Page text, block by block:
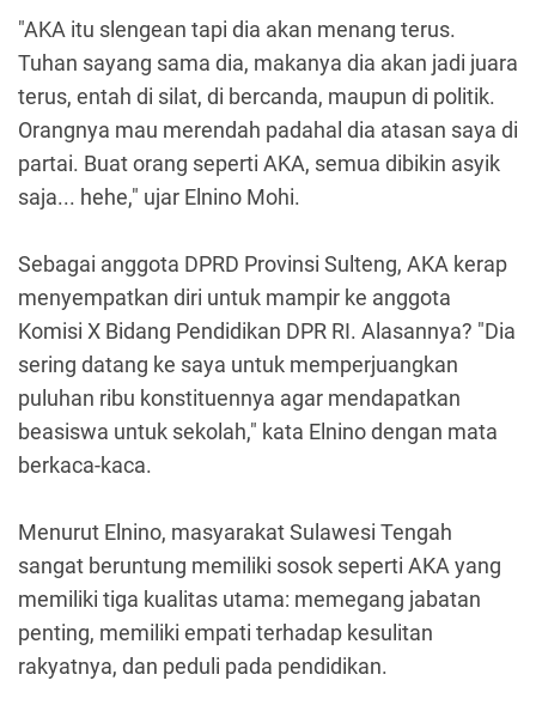
"AKA itu slengean tapi dia akan menang terus.
Tuhan sayang sama dia, makanya dia akan jadi juara
terus, entah di silat, di bercanda, maupun di politik.
Orangnya mau merendah padahal dia atasan saya di
partai. Buat orang seperti AKA, semua dibikin asyik
saja... hehe," ujar Elnino Mohi.
Sebagai anggota DPRD Provinsi Sulteng, AKA kerap
menyempatkan diri untuk mampir ke anggota
Komisi X Bidang Pendidikan DPR RI. Alasannya? "Dia
sering datang ke saya untuk memperjuangkan
puluhan ribu konstituennya agar mendapatkan
beasiswa untuk sekolah," kata Elnino dengan mata
berkaca-kaca.
Menurut Elnino, masyarakat Sulawesi Tengah
sangat beruntung memiliki sosok seperti AKA yang
memiliki tiga kualitas utama: memegang jabatan
penting, memiliki empati terhadap kesulitan
rakyatnya, dan peduli pada pendidikan.